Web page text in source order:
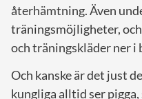
återhämtning. Även
träningsmöjligheter,
och träningskläder ner i
Och kanske är det just
kungliga alltid ser